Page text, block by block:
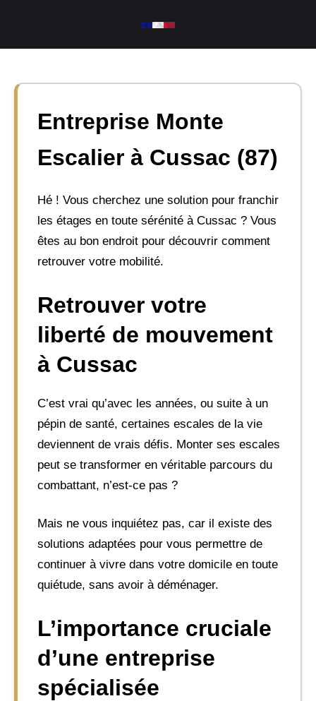
contenu
Entreprise Monte
Escalier à Cussac (87)
Hé ! Vous cherchez une solution pour franchir
les étages en toute sérénité à Cussac ? Vous
êtes au bon endroit pour découvrir comment
retrouver votre mobilité.
Retrouver votre
liberté de mouvement
à Cussac
C’est vrai qu’avec les années, ou suite à un
pépin de santé, certaines escales de la vie
deviennent de vrais défis. Monter ses escales
peut se transformer en véritable parcours du
combattant, n’est-ce pas ?
Mais ne vous inquiétez pas, car il existe des
solutions adaptées pour vous permettre de
continuer à vivre dans votre domicile en toute
quiétude, sans avoir à déménager.
L’importance cruciale
d’une entreprise
spécialisée